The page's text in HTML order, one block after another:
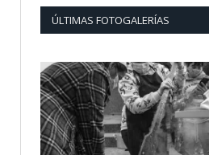
ÚLTIMAS FOTOGALERÍAS